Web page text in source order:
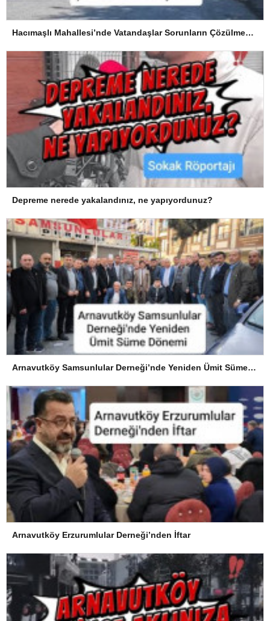
Hacımaşlı Mahallesi’nde Vatandaşlar Sorunların Çözülmesini Bekliyor
Depreme nerede yakalandınız, ne yapıyordunuz?
Arnavutköy Samsunlular Derneği’nde Yeniden Ümit Süme Dönemi
Arnavutköy Erzurumlular Derneği’nden İftar